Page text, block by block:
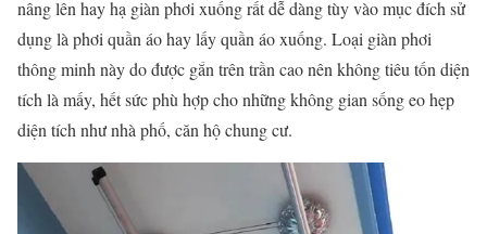
nâng lên hay hạ giàn phơi xuống rất dễ dàng tùy vào mục đích sử
dụng là phơi quần áo hay lấy quần áo xuống. Loại giàn phơi
thông minh này do được gắn trên trần cao nên không tiêu tốn diện
tích là mấy, hết sức phù hợp cho những không gian sống eo hẹp
diện tích như nhà phố, căn hộ chung cư.